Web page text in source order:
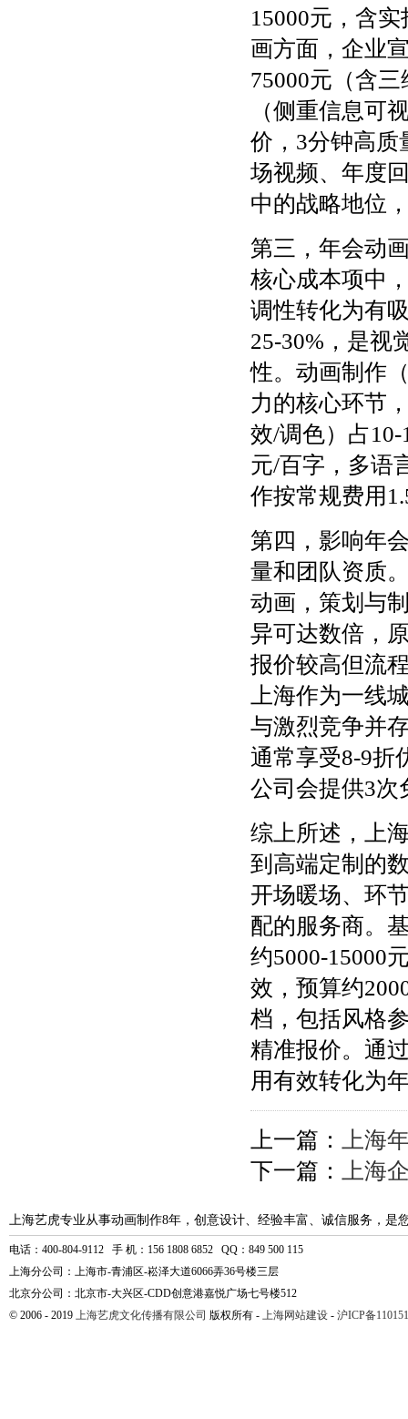
15000元，含
画方面，企业
75000元（含
（侧重信息可
价，3分钟高质
场视频、年度
中的战略地位
第三，年会动
核心成本项中
调性转化为有
25-30%，是视
性。动画制作
力的核心环节
效/调色）占
元/百字，多语
作按常规费用
第四，影响年
量和团队资质
动画，策划与
异可达数倍，
报价较高但流
上海作为一线
与激烈竞争并
通常享受8-9折
公司会提供3次
综上所述，上
到高端定制的
开场暖场、环
配的服务商。
约5000-15000
效，预算约
档，包括风格
精准报价。通
用有效转化为
上一篇：
上海
下一篇：
上海
上海艺虎专业从事动画制作8年，创意设计、经验丰富、诚信服务，是
电话：400-804-9112 手 机：156 1808 6852 QQ：849 500 115
上海分公司：上海市-青浦区-崧泽大道6066弄36号楼三层
北京分公司：北京市-大兴区-CDD创意港嘉悦广场七号楼512
© 2006 - 2019 上海艺虎文化传播有限公司 版权所有 - 上海网站建设 - 沪ICP备